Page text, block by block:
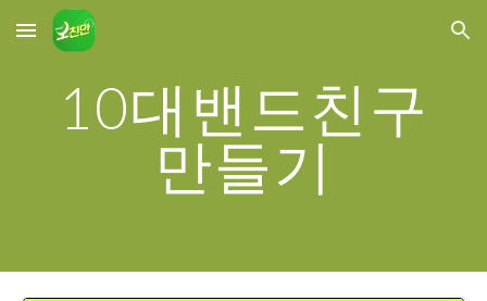
Skip to main content Skip to navigation
10대밴드친구
만들기